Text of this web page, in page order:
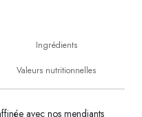
Ingrédients
Valeurs nutritionnelles
avec nos mendiants